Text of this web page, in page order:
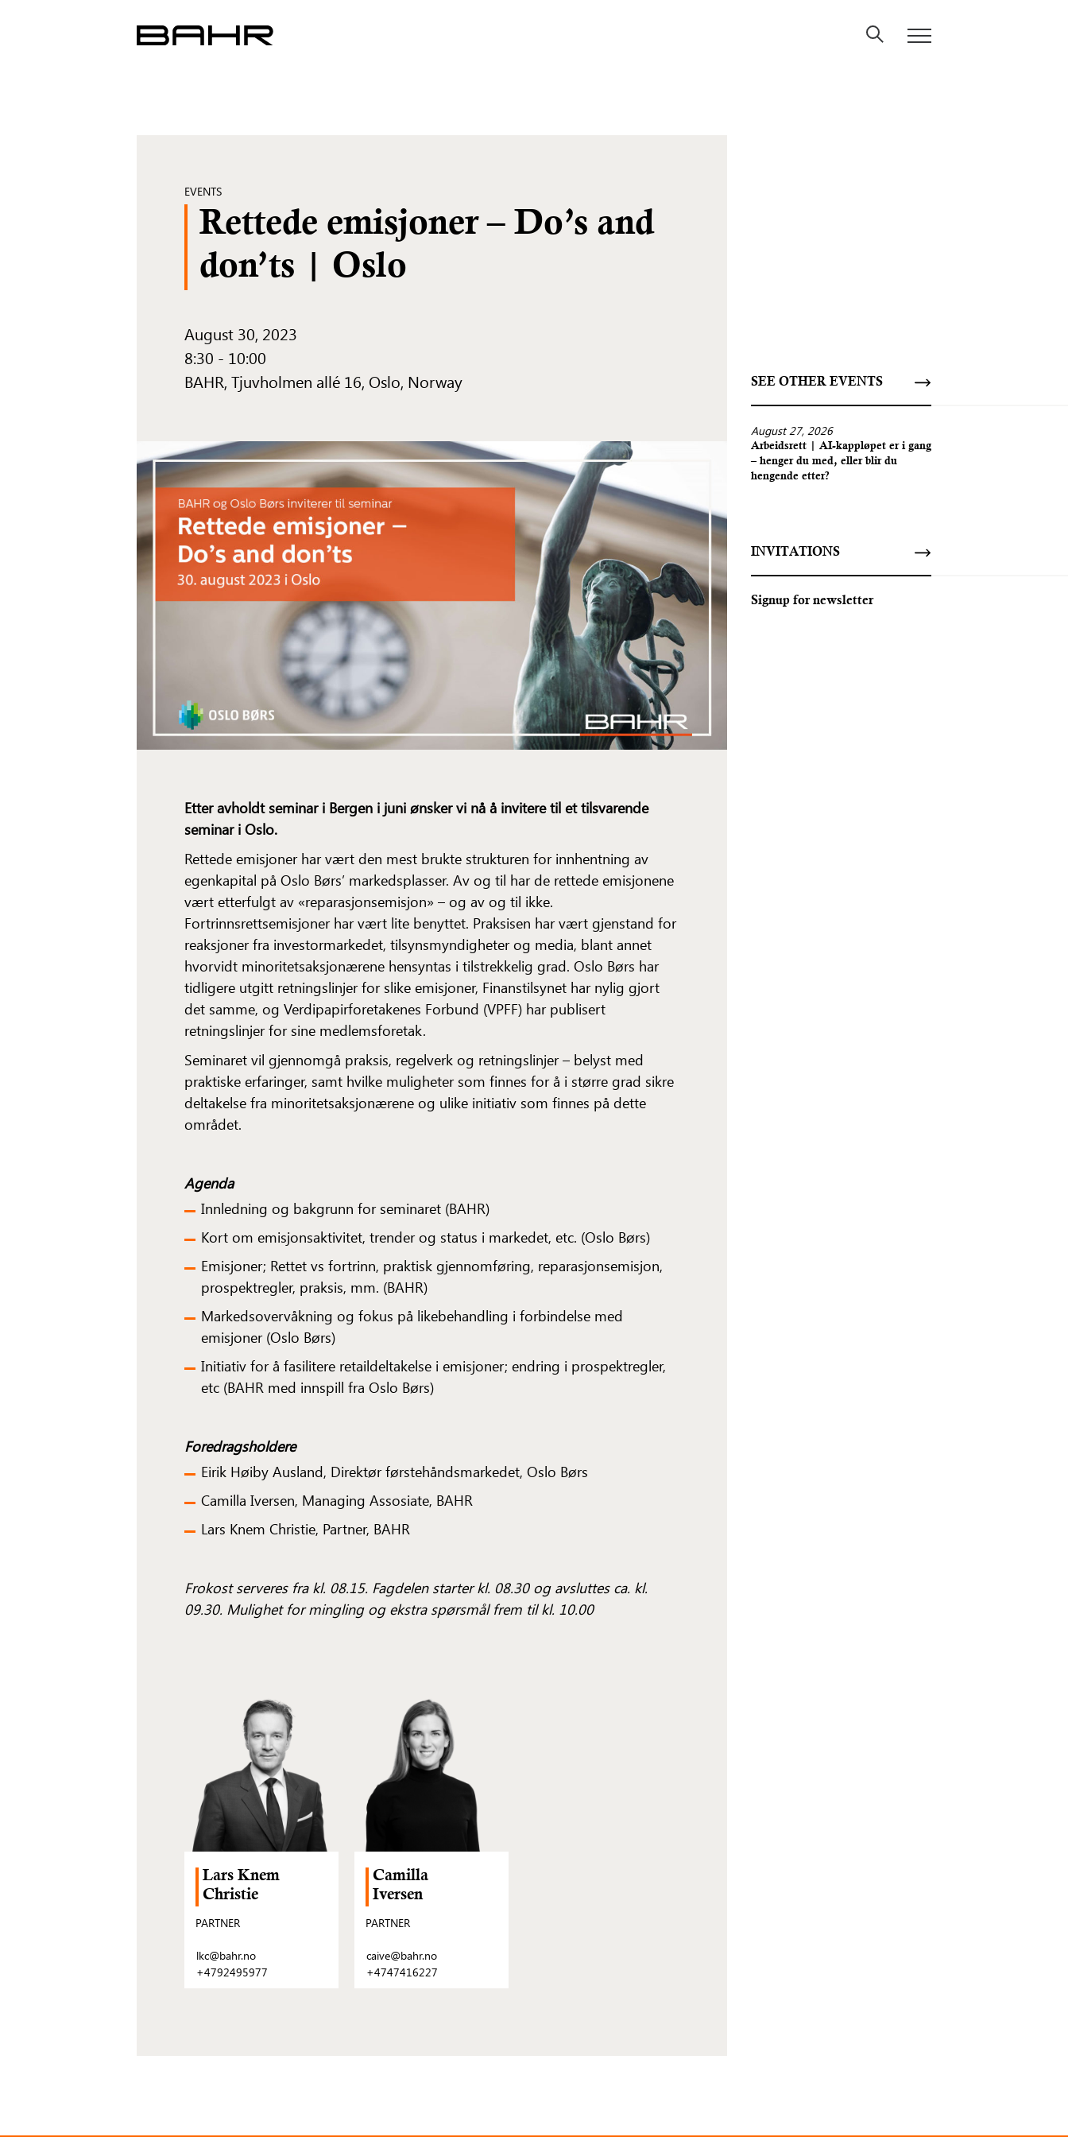
EVENTS
Rettede emisjoner – Do’s and
don’ts | Oslo
August 30, 2023
8:30 - 10:00
BAHR, Tjuvholmen allé 16, Oslo, Norway
Etter avholdt seminar i Bergen i juni ønsker vi nå å invitere til et tilsvarende
seminar i Oslo.
Rettede emisjoner har vært den mest brukte strukturen for innhentning av
egenkapital på Oslo Børs’ markedsplasser. Av og til har de rettede emisjonene
vært etterfulgt av «reparasjonsemisjon» – og av og til ikke.
Fortrinnsrettsemisjoner har vært lite benyttet. Praksisen har vært gjenstand for
reaksjoner fra investormarkedet, tilsynsmyndigheter og media, blant annet
hvorvidt minoritetsaksjonærene hensyntas i tilstrekkelig grad. Oslo Børs har
tidligere utgitt retningslinjer for slike emisjoner, Finanstilsynet har nylig gjort
det samme, og Verdipapirforetakenes Forbund (VPFF) har publisert
retningslinjer for sine medlemsforetak.
Seminaret vil gjennomgå praksis, regelverk og retningslinjer – belyst med
praktiske erfaringer, samt hvilke muligheter som finnes for å i større grad sikre
deltakelse fra minoritetsaksjonærene og ulike initiativ som finnes på dette
området.
Agenda
Innledning og bakgrunn for seminaret (BAHR)
Kort om emisjonsaktivitet, trender og status i markedet, etc. (Oslo Børs)
Emisjoner; Rettet vs fortrinn, praktisk gjennomføring, reparasjonsemisjon,
prospektregler, praksis, mm. (BAHR)
Markedsovervåkning og fokus på likebehandling i forbindelse med
emisjoner (Oslo Børs)
Initiativ for å fasilitere retaildeltakelse i emisjoner; endring i prospektregler,
etc (BAHR med innspill fra Oslo Børs)
Foredragsholdere
Eirik Høiby Ausland, Direktør førstehåndsmarkedet, Oslo Børs
Camilla Iversen, Managing Assosiate, BAHR
Lars Knem Christie, Partner, BAHR
Frokost serveres fra kl. 08.15. Fagdelen starter kl. 08.30 og avsluttes ca. kl.
09.30. Mulighet for mingling og ekstra spørsmål frem til kl. 10.00
Lars Knem
Christie
PARTNER
lkc@bahr.no
+4792495977
Camilla
Iversen
PARTNER
caive@bahr.no
+4747416227
SEE OTHER EVENTS
August 27, 2026
Arbeidsrett | AI-kappløpet er i gang
– henger du med, eller blir du
hengende etter?
INVITATIONS
Signup for newsletter